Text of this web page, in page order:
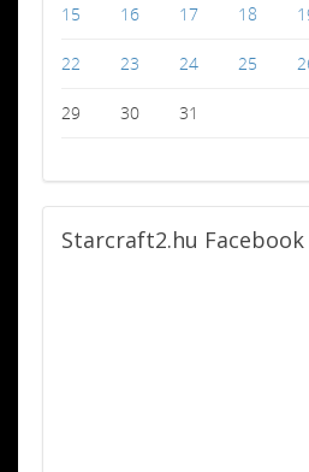
15 16 17 18
22 23 24 25
29 30 31
Starcraft2.hu Facebook